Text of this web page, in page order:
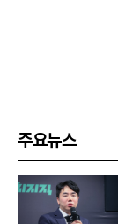
주요뉴스